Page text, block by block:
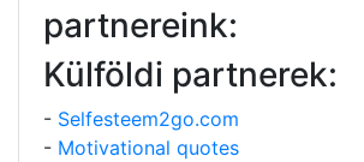
partnereink:
Külföldi partnerek:
- Selfesteem2go.com
- Motivational quotes